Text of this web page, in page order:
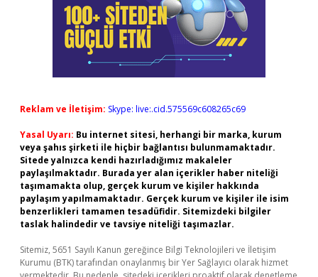
Reklam ve İletişim: Skype: live:.cid.575569c608265c69
Yasal Uyarı: Bu internet sitesi, herhangi bir marka, kurum
veya şahıs şirketi ile hiçbir bağlantısı bulunmamaktadır.
Sitede yalnızca kendi hazırladığımız makaleler
paylaşılmaktadır. Burada yer alan içerikler haber niteliği
taşımamakta olup, gerçek kurum ve kişiler hakkında
paylaşım yapılmamaktadır. Gerçek kurum ve kişiler ile isim
benzerlikleri tamamen tesadüfidir. Sitemizdeki bilgiler
taslak halindedir ve tavsiye niteliği taşımazlar.
Sitemiz, 5651 Sayılı Kanun gereğince Bilgi Teknolojileri ve İletişim
Kurumu (BTK) tarafından onaylanmış bir Yer Sağlayıcı olarak hizmet